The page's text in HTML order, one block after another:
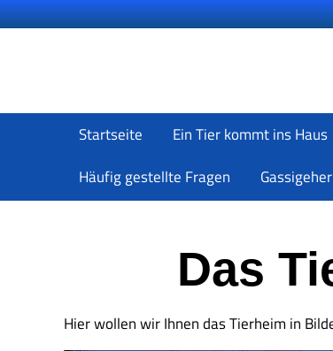
Startseite Ein Tier kommt ins Haus
Häufig gestellte Fragen
Gassigeher
Das
Hier wollen wir Ihnen das Tierheim in